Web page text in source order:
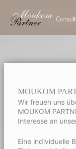
Inhalt
springen
MOUKOM
Wir freuen uns
MOUKOM
Interesse an
Eine individuelle